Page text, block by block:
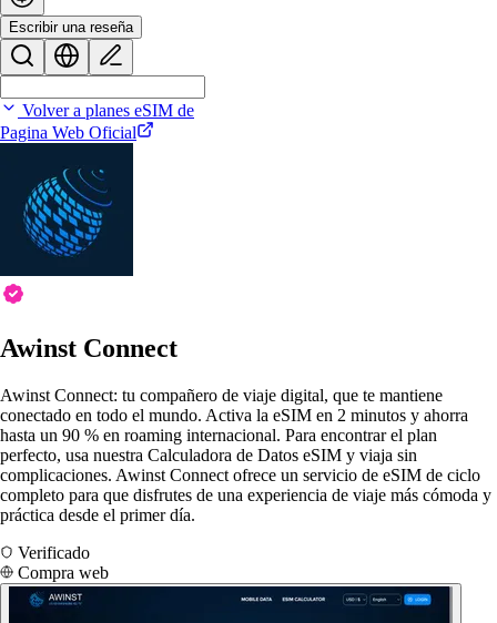
Escribir una reseña
Volver a planes eSIM de
Pagina Web Oficial
Awinst Connect
Awinst Connect: tu compañero de viaje digital, que te mantiene
conectado en todo el mundo. Activa la eSIM en 2 minutos y ahorra
hasta un 90 % en roaming internacional. Para encontrar el plan
perfecto, usa nuestra Calculadora de Datos eSIM y viaja sin
complicaciones. Awinst Connect ofrece un servicio de eSIM de ciclo
completo para que disfrutes de una experiencia de viaje más cómoda y
práctica desde el primer día.
Verificado
Compra web